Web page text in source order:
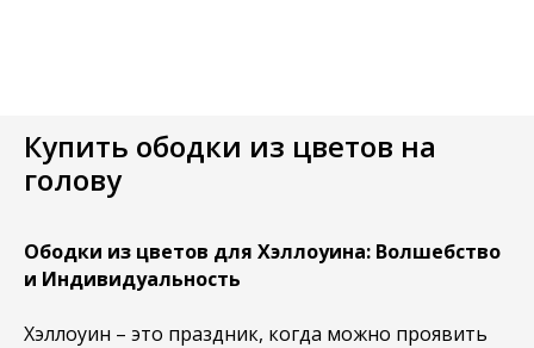
Купить ободки из цветов на
голову
Ободки из цветов для Хэллоуина: Волшебство
и Индивидуальность
Хэллоуин – это праздник, когда можно проявить